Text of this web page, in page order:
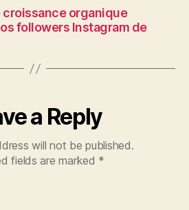
croissance organique
followers Instagram de
a Reply
will not be published.
fields are marked *